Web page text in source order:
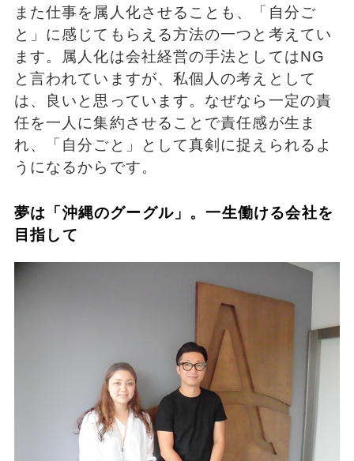
また仕事を属人化させることも、「自分ご
と」に感じてもらえる方法の一つと考えてい
ます。属人化は会社経営の手法としてはNG
と言われていますが、私個人の考えとして
は、良いと思っています。なぜなら一定の責
任を一人に集約させることで責任感が生ま
れ、「自分ごと」として真剣に捉えられるよ
うになるからです。
夢は「沖縄のグーグル」。一生働ける会社を
目指して